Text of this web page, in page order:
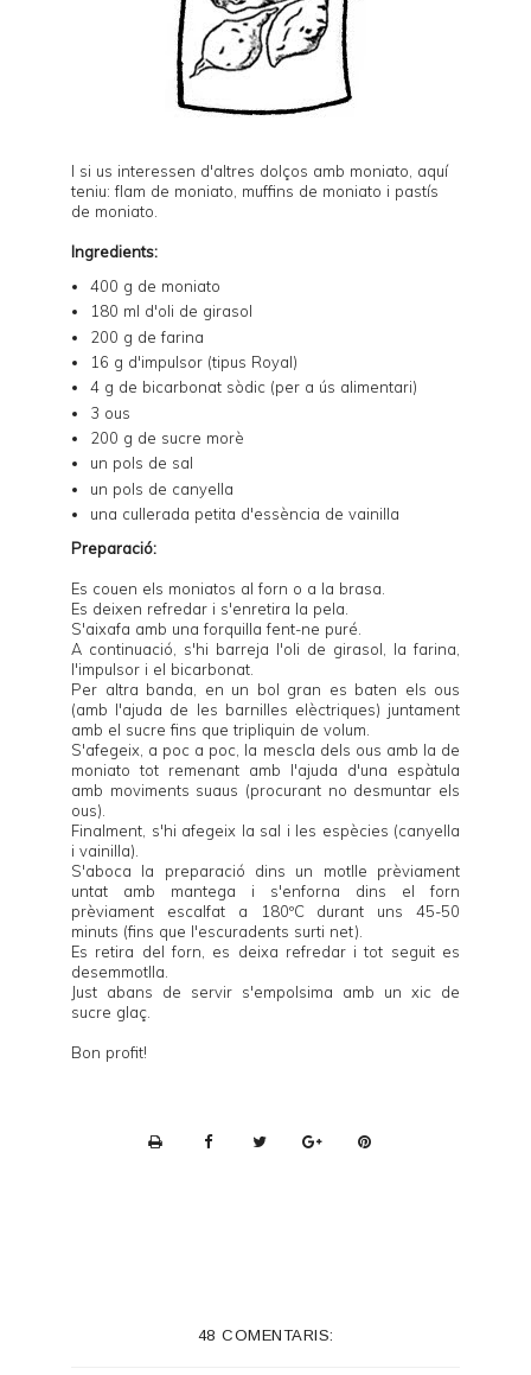
I si us interessen d'altres dolços amb moniato, aquí
teniu:flam de moniato muffins de moniato i pastís
de moniato
Ingredients:
400 g de moniato
180 ml d'oli de girasol
200 g de farina
16 g d'impulsor (tipus Royal)
4 g de bicarbonat sòdic (per a ús alimentari)
3 ous
200 g de sucre morè
un pols de sal
un pols de canyella
una cullerada petita d'essència de vainilla
Preparació:
Es couen els moniatos al forn o a la brasa.
Es deixen refredar i s'enretira la pela.
S'aixafa amb una forquilla fent-ne puré.
A continuació, s'hi barreja l'oli de girasol, la farina,
l'impulsor i el bicarbonat.
Per altra banda, en un bol gran es baten els ous
(amb l'ajuda de les barnilles elèctriques) juntament
amb el sucre fins que tripliquin de volum.
S'afegeix, a poc a poc, la mescla dels ous amb la de
moniato tot remenant amb l'ajuda d'una espàtula
amb moviments suaus (procurant no desmuntar els
ous).
Finalment, s'hi afegeix la sal i les espècies (canyella
i vainilla).
S'aboca la preparació dins un motlle prèviament
untat amb mantega i s'enforna dins el forn
prèviament escalfat a 180ºC durant uns 45-50
minuts (fins que l'escuradents surti net).
Es retira del forn, es deixa refredar i tot seguit es
desemmotlla.
Just abans de servir s'empolsima amb un xic de
sucre glaç.
Bon profit!
48 COMENTARIS: